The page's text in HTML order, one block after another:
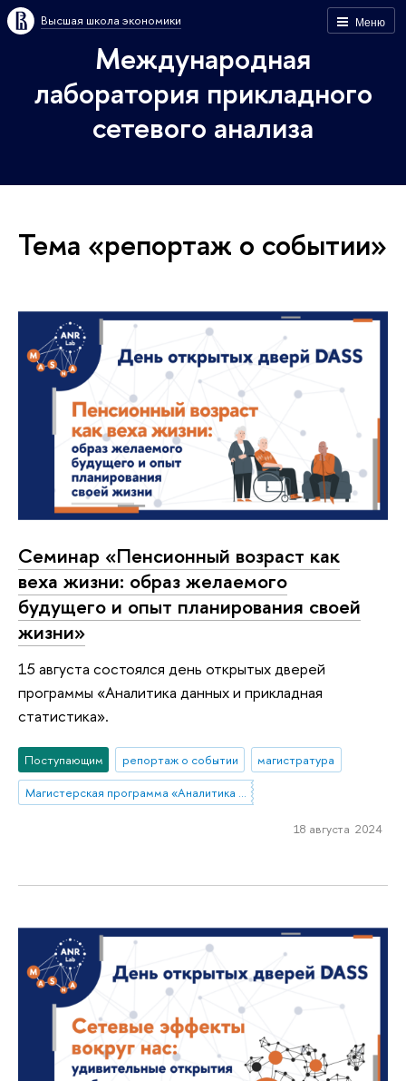
Меню
Высшая школа экономики
Международная
лаборатория прикладного
сетевого анализа
Тема «репортаж о событии»
Семинар «Пенсионный возраст как
веха жизни: образ желаемого
будущего и опыт планирования своей
жизни»
15 августа состоялся день открытых дверей
программы «Аналитика данных и прикладная
статистика».
Поступающим репортаж о событии
магистратура
Магистерская программа «Аналитика данных и прикладная статистика / Data Analytics and Social Statistics»
18 августа 2024